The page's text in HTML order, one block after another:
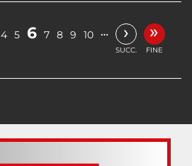
4 5 6 7 8 9 10 … ›
SUCC.
»
FINE